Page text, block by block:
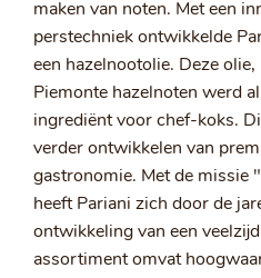
maken van noten. Met een
perstechniek ontwikkelde
een hazelnootolie. Deze
Piemonte hazelnoten werd
ingrediënt voor chef-koks.
verder ontwikkelen van
gastronomie. Met de missie
heeft Pariani zich door de
ontwikkeling van een
assortiment omvat